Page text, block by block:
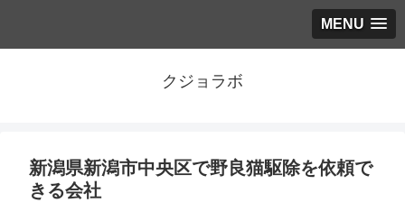
MENU
クジョラボ
新潟県新潟市中央区で野良猫駆除を依頼で
きる会社